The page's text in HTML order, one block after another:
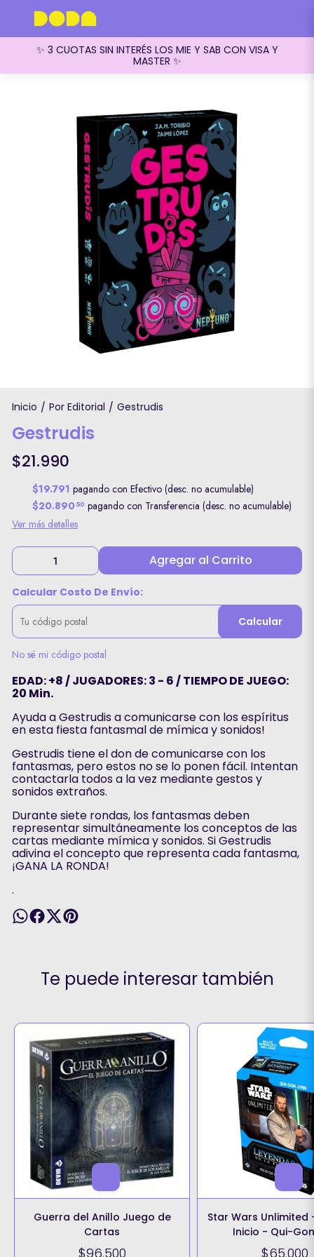
✨ 3 CUOTAS SIN INTERÉS LOS MIE Y SAB CON VISA Y
MASTER ✨
Inicio / Por Editorial / Gestrudis
Gestrudis
$21.990
$19.791 pagando con Efectivo (desc. no acumulable)
$20.890 50 pagando con Transferencia (desc. no acumulable)
Ver más detalles
Agregar al Carrito
Calcular Costo De Envío:
Calcular
No sé mi código postal
EDAD: +8 / JUGADORES: 3 - 6 / TIEMPO DE JUEGO:
20 Min.
Ayuda a Gestrudis a comunicarse con los espíritus
en esta fiesta fantasmal de mímica y sonidos!
Gestrudis tiene el don de comunicarse con los
fantasmas, pero estos no se lo ponen fácil. Intentan
contactarla todos a la vez mediante gestos y
sonidos extraños.
Durante siete rondas, los fantasmas deben
representar simultáneamente los conceptos de las
cartas mediante mímica y sonidos. Si Gestrudis
adivina el concepto que representa cada fantasma,
¡GANA LA RONDA!
.
Te puede interesar también
Guerra del Anillo Juego de
Cartas
$96.500
Star Wars Unlimited
Inicio - Qui-
$65.000